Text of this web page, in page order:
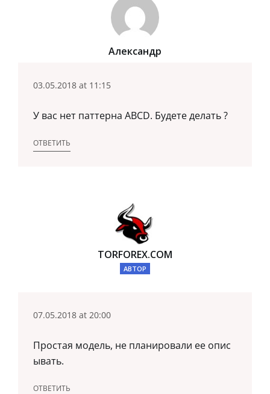
Александр
03.05.2018 at 11:15
У вас нет паттерна ABCD. Будете делать ?
ОТВЕТИТЬ
TORFOREX.COM
АВТОР
07.05.2018 at 20:00
Простая модель, не планировали ее опис
ывать.
ОТВЕТИТЬ